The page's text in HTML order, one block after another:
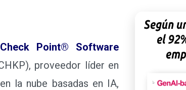
Check Point® Software
proveedor líder en
la nube basadas en IA,